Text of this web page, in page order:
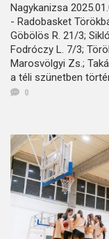
Nagykanizsa
- Radobasket
Göbölös R. 21/3;
Fodróczy L. 7/3;
Marosvölgyi Zs.;
a téli szünetben
0